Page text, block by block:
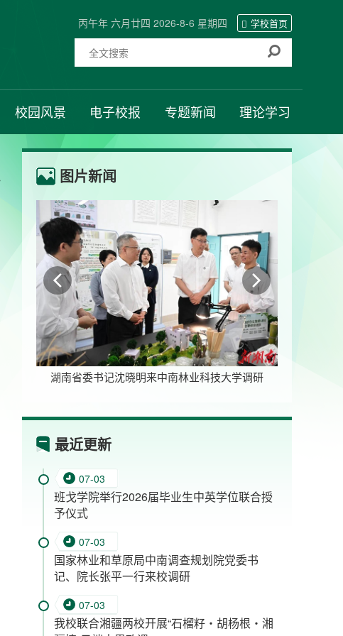
丙午年 六月廿四 2026-8-6 星期四 学校首页
校园风景 电子校报 专题新闻 理论学习
图片新闻
湖南省委书记沈晓明来中南林业科技大学调研
最近更新
07-03
班戈学院举行2026届毕业生中英学位联合授
予仪式
07-03
国家林业和草原局中南调查规划院党委书
记、院长张平一行来校调研
07-03
我校联合湘疆两校开展“石榴籽・胡杨根・湘